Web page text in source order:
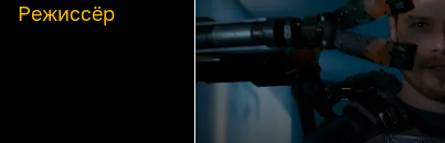
Режиссёр